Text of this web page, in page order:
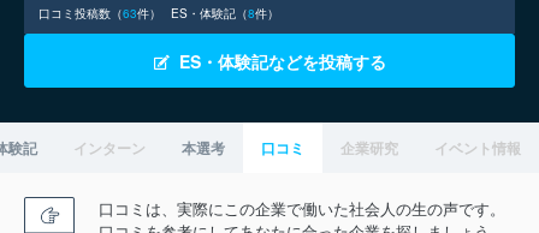
口コミ投稿数（63件） ES・体験記（8件）
ES・体験記などを投稿する
験記 インターン 本選考 口コミ 企業研究 イベント情報
口コミは、実際にこの企業で働いた社会人の生の声です。